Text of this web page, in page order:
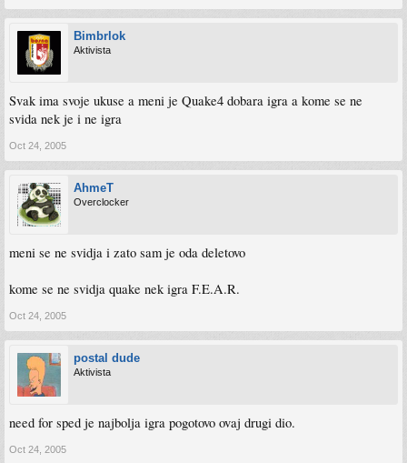
Bimbrlok
Aktivista
Svak ima svoje ukuse a meni je Quake4 dobara igra a kome se ne
svida nek je i ne igra
Oct 24, 2005
AhmeT
Overclocker
meni se ne svidja i zato sam je oda deletovo
kome se ne svidja quake nek igra F.E.A.R.
Oct 24, 2005
postal dude
Aktivista
need for sped je najbolja igra pogotovo ovaj drugi dio.
Oct 24, 2005